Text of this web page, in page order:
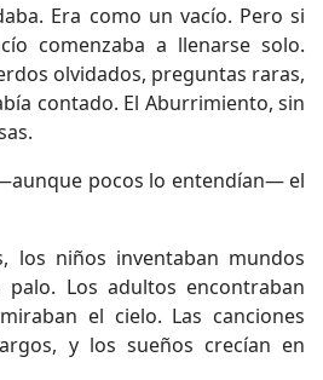
Era como un vacío. Pero si
comenzaba a llenarse solo.
olvidados, preguntas raras,
contado. El Aburrimiento, sin
pocos lo entendían— el
los niños inventaban mundos
Los adultos encontraban
el cielo. Las canciones
y los sueños crecían en